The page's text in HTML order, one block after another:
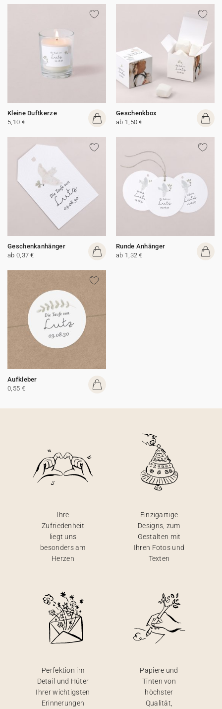
Kleine Duftkerze
5,10 €
Geschenkbox
ab 1,50 €
Geschenkanhänger
ab 0,37 €
Runde Anhänger
ab 1,32 €
Aufkleber
0,55 €
Ihre
Zufriedenheit
liegt uns
besonders am
Herzen
Einzigartige
Designs, zum
Gestalten mit
Ihren Fotos und
Texten
Perfektion im
Detail und Hüter
Ihrer wichtigsten
Erinnerungen
Papiere und
Tinten von
höchster
Qualität,